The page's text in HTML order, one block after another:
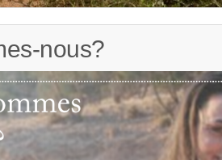
nous?